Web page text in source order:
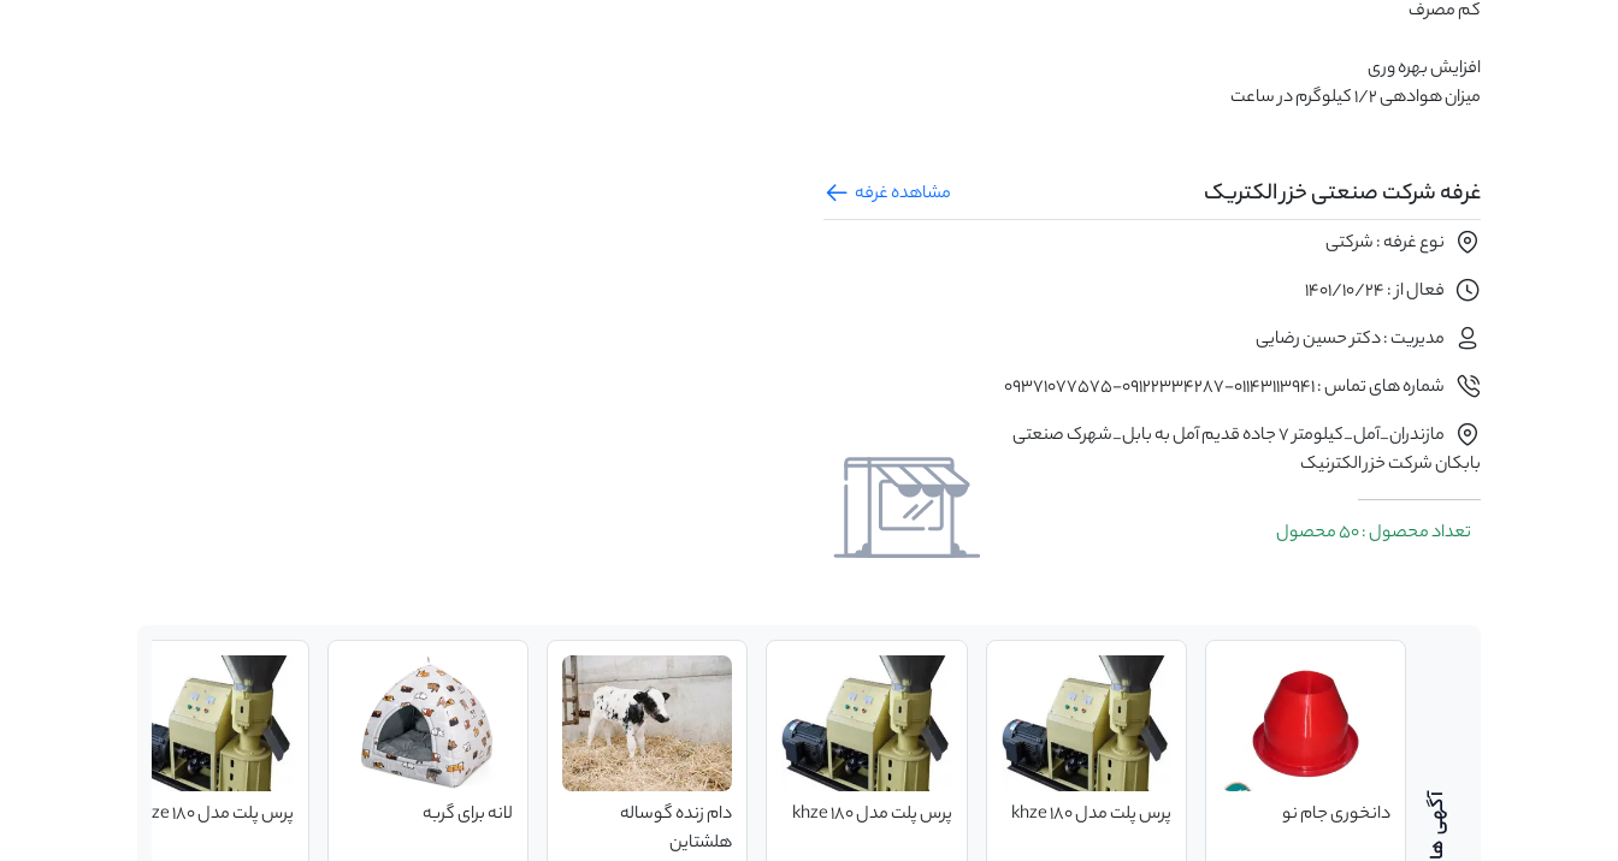
میزان هوادهی 1/2 کیلوگرم در ساعت
غرفه شرکت صنعتی خزر الکتریک
مشاهده غرفه
نوع غرفه : شرکتی
فعال از : 1401/10/24
مدیریت : دکتر حسین رضایی
شماره های تماس : 01143113941-09122334287-09371077575
مازندران_آمل_کیلومتر 7 جاده قدیم آمل به بابل_شهرک صنعتی
بابکان شرکت خزر الکترنیک
تعداد محصول : 50 محصول
دانخوری جام نو پرس پلت مدل khze 180 پرس پلت مدل khze 180
دام زنده گوساله
هلشتاین
لانه برای گربه پرس پلت مدل khze 180